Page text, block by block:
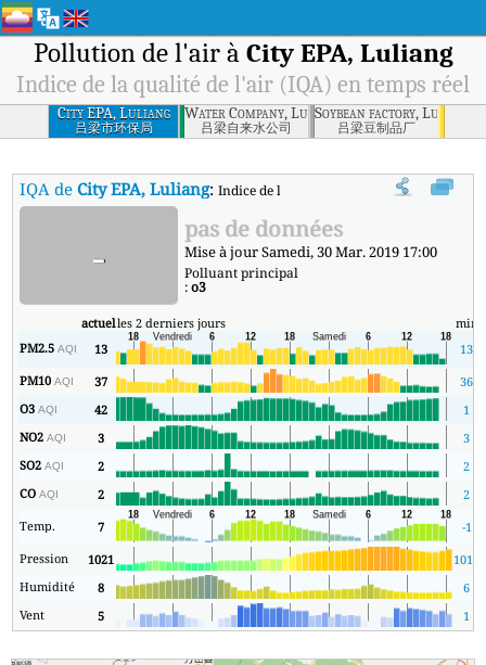
Pollution de l'air à City EPA, Luliang
Indice de la qualité de l'air (IQA) en temps réel
City EPA, Luliang
吕梁市环保局
Water Company, Luliang
吕梁自来水公司
Soybean factory, Luliang
吕梁豆制品厂
IQA deCity EPA, Luliang:Indice de la qualité de l'air (IQA) à City
- pas de données
Mise à jour Samedi, 30 Mar. 2019 17:00
Polluant principal
:o3
actuelles 2 derniers jours min
PM2.5AQI 13
13
PM10AQI 37
36
O3AQI 42
1
NO2AQI 3
3
SO2AQI 2
2
COAQI 2
2
Temp.
7
-1
Pression
1021 1010
Humidité
8
6
Vent
5 1